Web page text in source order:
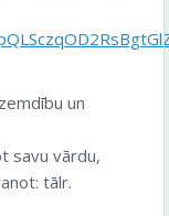
un
savu vārdu,
tālr.